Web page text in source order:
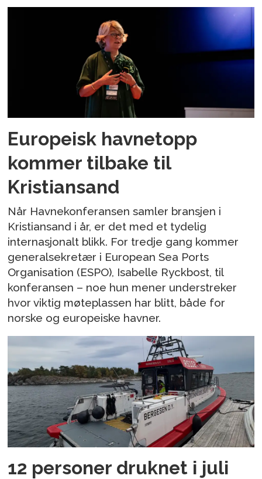
Europeisk havnetopp
kommer tilbake til
Kristiansand
Når Havnekonferansen samler bransjen i
Kristiansand i år, er det med et tydelig
internasjonalt blikk. For tredje gang kommer
generalsekretær i European Sea Ports
Organisation (ESPO), Isabelle Ryckbost, til
konferansen – noe hun mener understreker
hvor viktig møteplassen har blitt, både for
norske og europeiske havner.
12 personer druknet i juli